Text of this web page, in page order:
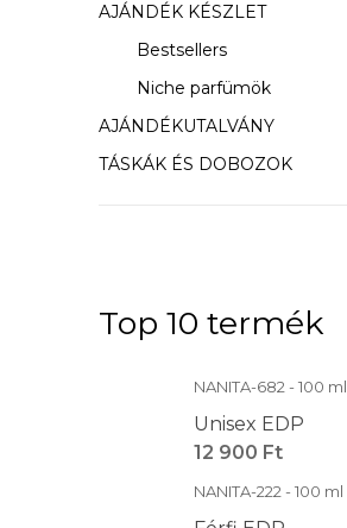
AJÁNDÉK KÉSZLET
Bestsellers
Niche parfümök
AJÁNDÉKUTALVÁNY
TÁSKÁK ÉS DOBOZOK
Top 10 termék
NANITA-682 - 100 ml
Unisex EDP
12 900 Ft
NANITA-222 - 100 ml